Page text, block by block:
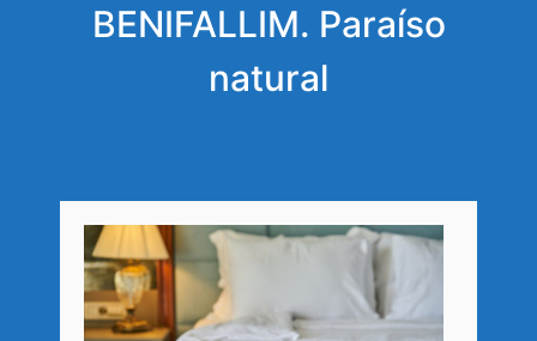
BENIFALLIM. Paraíso
natural